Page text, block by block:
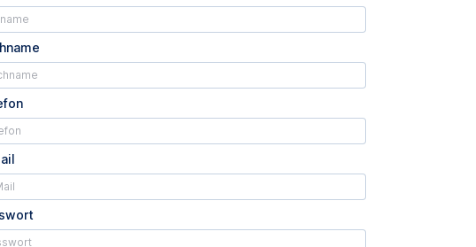
MEHR ENTDECKEN